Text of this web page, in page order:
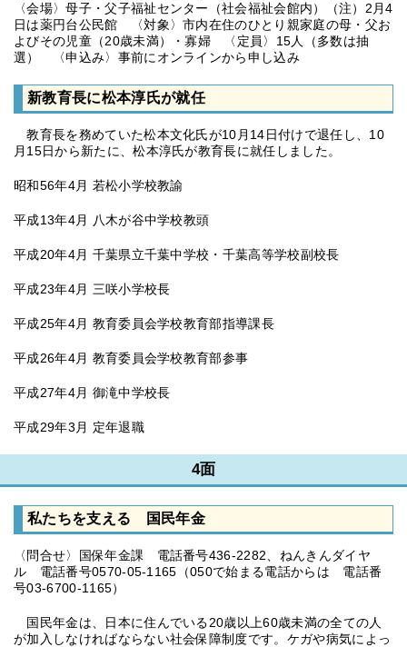
〈会場〉母子・父子福祉センター（社会福祉会館内）（注）2月4
日は薬円台公民館 〈対象〉市内在住のひとり親家庭の母・父お
よびその児童（20歳未満）・寡婦 〈定員〉15人（多数は抽
選） 〈申込み〉事前にオンラインから申し込み
新教育長に松本淳氏が就任
教育長を務めていた松本文化氏が10月14日付けで退任し、10
月15日から新たに、松本淳氏が教育長に就任しました。
昭和56年4月 若松小学校教諭
平成13年4月 八木が谷中学校教頭
平成20年4月 千葉県立千葉中学校・千葉高等学校副校長
平成23年4月 三咲小学校長
平成25年4月 教育委員会学校教育部指導課長
平成26年4月 教育委員会学校教育部参事
平成27年4月 御滝中学校長
平成29年3月 定年退職
4面
私たちを支える 国民年金
〈問合せ〉国保年金課 電話番号436-2282、ねんきんダイヤ
ル 電話番号0570-05-1165（050で始まる電話からは 電話番
号03-6700-1165）
国民年金は、日本に住んでいる20歳以上60歳未満の全ての人
が加入しなければならない社会保障制度です。ケガや病気によっ